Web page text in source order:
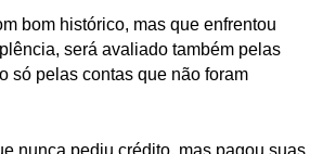
bom histórico, mas que enfrentou
será avaliado também pelas
só pelas contas que não foram
nunca pediu crédito, mas pagou suas